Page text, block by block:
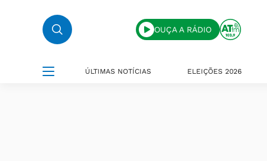
OUÇA A RÁDIO
ÚLTIMAS NOTÍCIAS ELEIÇÕES 2026